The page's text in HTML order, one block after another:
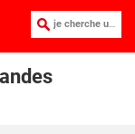
je cherche une recette :